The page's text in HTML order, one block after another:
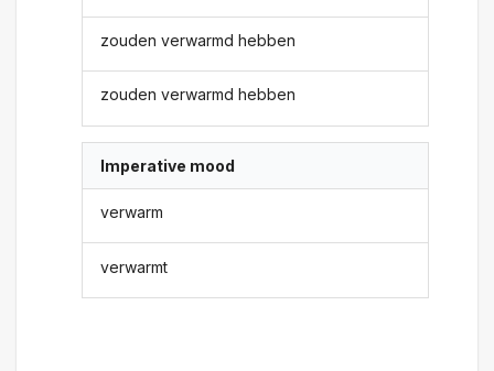
zouden verwarmd hebben
zouden verwarmd hebben
Imperative mood
verwarm
verwarmt